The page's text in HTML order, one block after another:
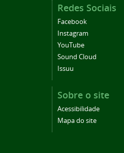
Redes Sociais
Facebook
Instagram
YouTube
Sound Cloud
Issuu
Sobre o site
Acessibilidade
Mapa do site